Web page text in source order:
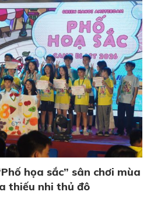
họa sắc” sân chơi mùa
thiếu nhi thủ đô